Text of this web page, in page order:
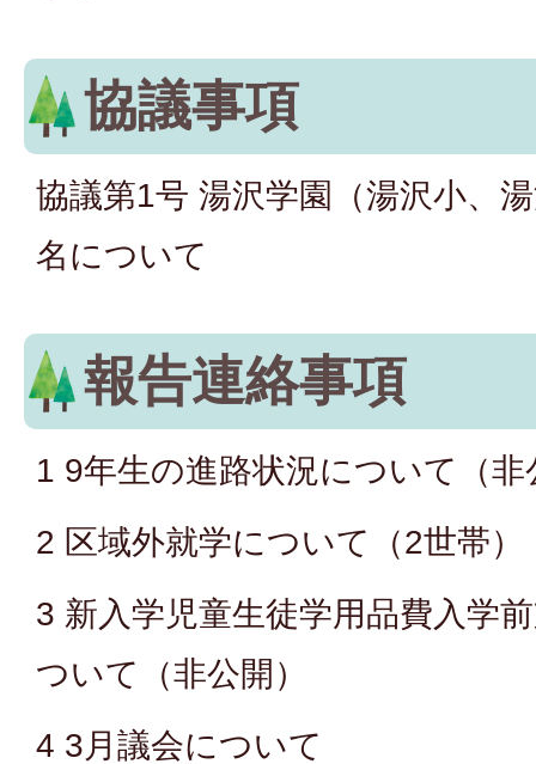
協議事項
協議第1号 湯沢学園（湯沢小、
名について
報告連絡事項
1 9年生の進路状況について（非
2 区域外就学について（2世帯）
3 新入学児童生徒学用品費入学
ついて（非公開）
4 3月議会について